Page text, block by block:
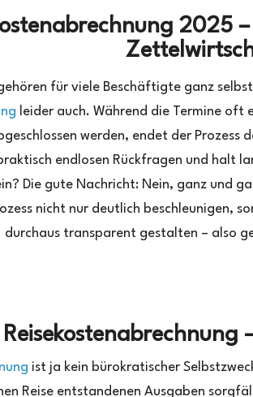
2025
für viele Beschäftigte ganz
leider auch. Während die Termine
werden, endet der Prozess
endlosen Rückfragen und halt
Die gute Nachricht: Nein, ganz und
nicht nur deutlich beschleunigen,
durchaus transparent gestalten – also
ist ja kein bürokratischer
Reise entstandenen Ausgaben